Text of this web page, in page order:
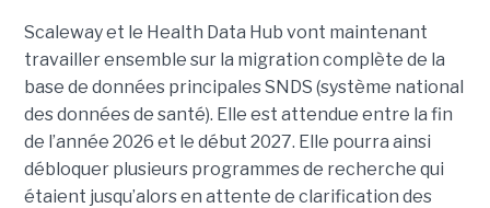
Scaleway et le Health Data Hub vont maintenant
travailler ensemble sur la migration complète de la
base de données principales SNDS (système national
des données de santé). Elle est attendue entre la fin
de l’année 2026 et le début 2027. Elle pourra ainsi
débloquer plusieurs programmes de recherche qui
étaient jusqu’alors en attente de clarification des